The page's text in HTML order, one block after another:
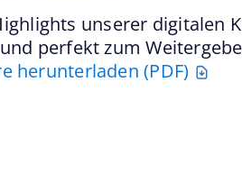
unserer digitalen
perfekt zum
herunterladen (PDF)